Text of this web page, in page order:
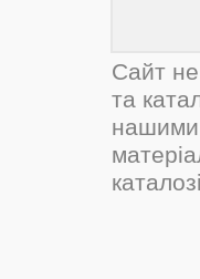
Сайт не
та
нашими